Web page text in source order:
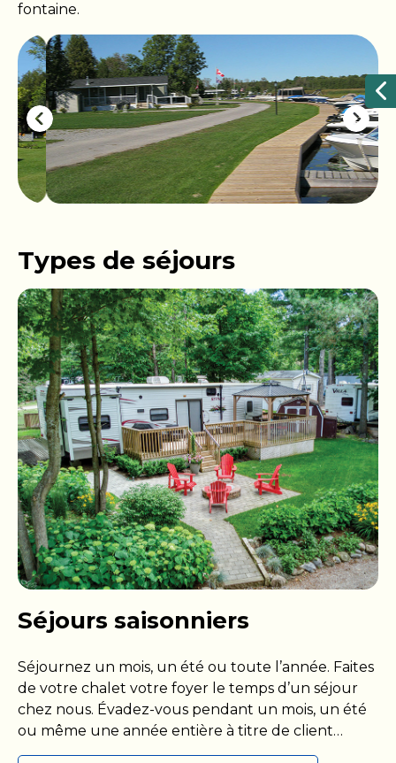
fontaine.
Types de séjours
Séjours saisonniers
Séjournez un mois, un été ou toute l’année. Faites
de votre chalet votre foyer le temps d’un séjour
chez nous. Évadez-vous pendant un mois, un été
ou même une année entière à titre de client
saisonnier! Présentez-vous avec votre propre VR